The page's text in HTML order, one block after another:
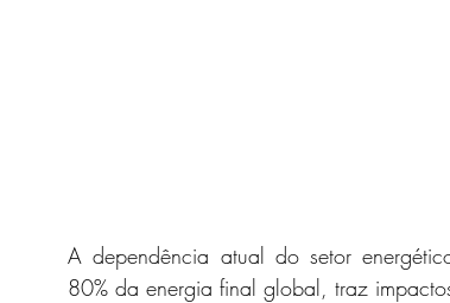
A dependência atual do setor
80% da energia final global, traz